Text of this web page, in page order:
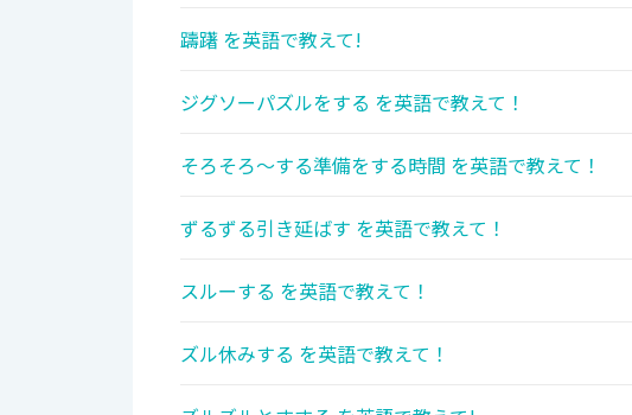
躊躇 を英語で教えて!
ジグソーパズルをする を英語で教えて！
そろそろ～する準備をする時間 を英語で教えて！
ずるずる引き延ばす を英語で教えて！
スルーする を英語で教えて！
ズル休みする を英語で教えて！